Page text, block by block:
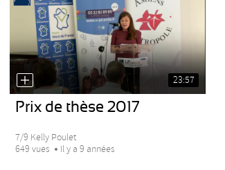
23:57
Prix de thèse 2017
7/9 Kelly Poulet
649 vues
Il y a 9 années